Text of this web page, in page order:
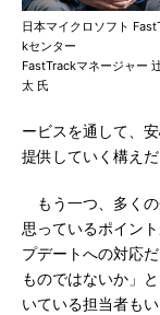
日本マイクロソフト
kセンター
FastTrackマネージャー
太 氏
ービスを通して、
提供していく構えだ
もう一つ、多くの
思っているポイン
プデートへの対応
ものではないか」
いている担当者もい